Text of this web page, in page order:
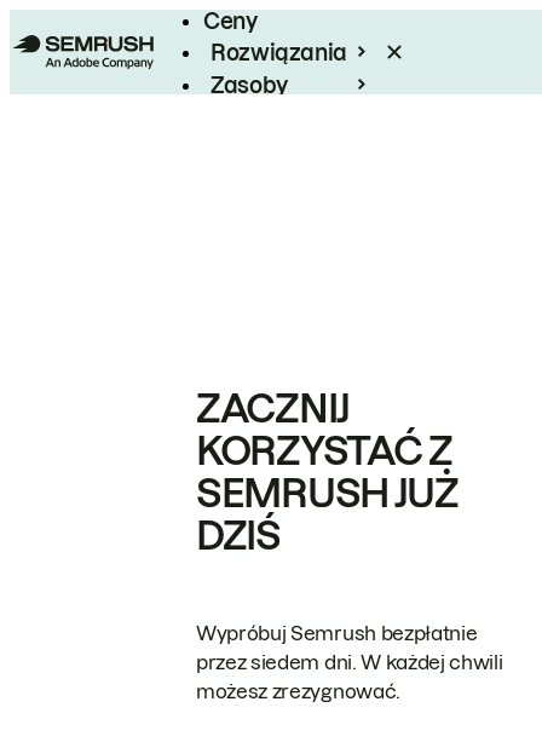
Ceny
Rozwiązania
Zasoby
ZACZNIJ
KORZYSTAĆ Z
SEMRUSH JUŻ
DZIŚ
Wypróbuj Semrush bezpłatnie
przez siedem dni. W każdej chwili
możesz zrezygnować.